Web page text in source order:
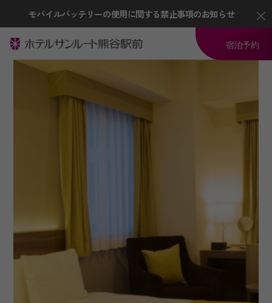
モバイルバッテリーの使用に関する禁止事項のお知らせ
宿泊予約